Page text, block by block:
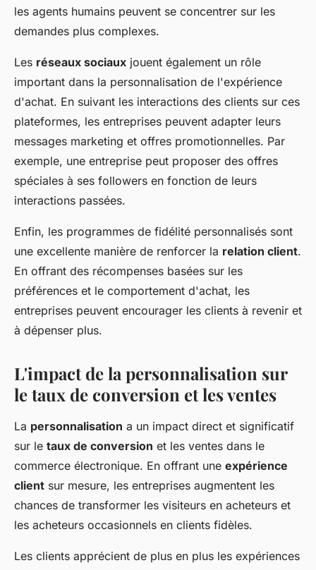
les agents humains peuvent se concentrer sur les
demandes plus complexes.
Les réseaux sociaux jouent également un rôle
important dans la personnalisation de l'expérience
d'achat. En suivant les interactions des clients sur ces
plateformes, les entreprises peuvent adapter leurs
messages marketing et offres promotionnelles. Par
exemple, une entreprise peut proposer des offres
spéciales à ses followers en fonction de leurs
interactions passées.
Enfin, les programmes de fidélité personnalisés sont
une excellente manière de renforcer la relation client.
En offrant des récompenses basées sur les
préférences et le comportement d'achat, les
entreprises peuvent encourager les clients à revenir et
à dépenser plus.
L'impact de la personnalisation sur
le taux de conversion et les ventes
La personnalisation a un impact direct et significatif
sur le taux de conversion et les ventes dans le
commerce électronique. En offrant une expérience
client sur mesure, les entreprises augmentent les
chances de transformer les visiteurs en acheteurs et
les acheteurs occasionnels en clients fidèles.
Les clients apprécient de plus en plus les expériences